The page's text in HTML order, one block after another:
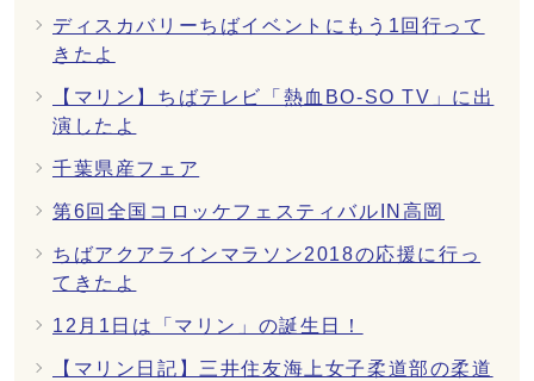
ディスカバリーちばイベントにもう1回行って
きたよ
【マリン】ちばテレビ「熱血BO-SO TV」に出
演したよ
千葉県産フェア
第6回全国コロッケフェスティバルIN高岡
ちばアクアラインマラソン2018の応援に行っ
てきたよ
12月1日は「マリン」の誕生日！
【マリン日記】三井住友海上女子柔道部の柔道